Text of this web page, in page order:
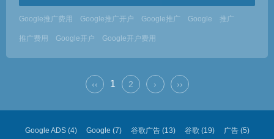
Google推广费用 Google推广开户 Google推广 Google 推广
推广费用 Google开户 Google开户费用
‹‹ 1 2 › ››
Google ADS(4) Google (7) 谷歌广告(13) 谷歌 (19) 广告(5)